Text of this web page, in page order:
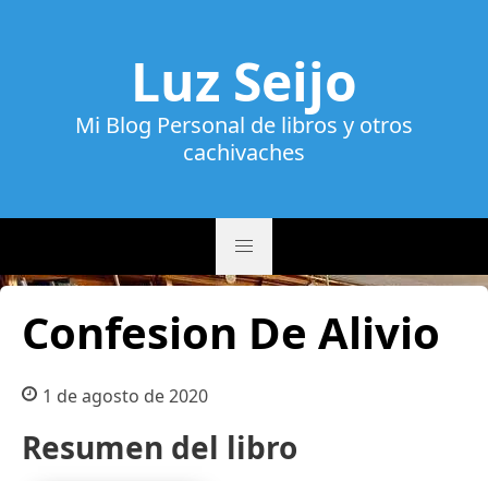
Luz Seijo
Mi Blog Personal de libros y otros
cachivaches
Confesion De Alivio
1 de agosto de 2020
Resumen del libro